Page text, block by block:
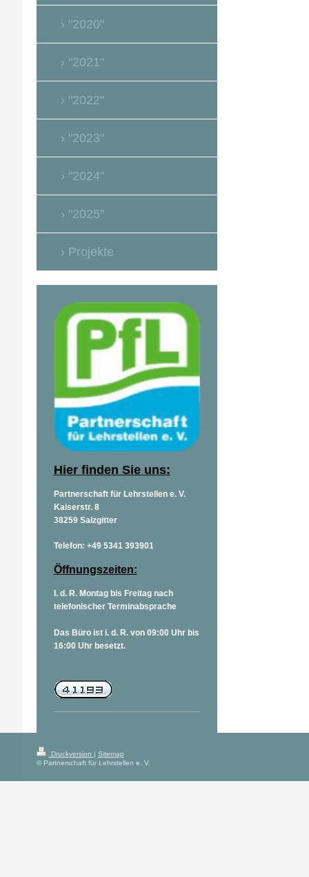
"2020"
"2021"
"2022"
"2023"
"2024"
"2025"
Projekte
Hier finden Sie uns:
Partnerschaft für Lehrstellen e. V.
Kaiserstr. 8
38259 Salzgitter
Telefon: +49 5341 393901
Öffnungszeiten:
I. d. R. Montag bis Freitag nach
telefonischer Terminabsprache
Das Büro ist i. d. R. von 09:00 Uhr bis
16:00 Uhr besetzt.
Druckversion | Sitemap
© Partnerschaft für Lehrstellen e. V.